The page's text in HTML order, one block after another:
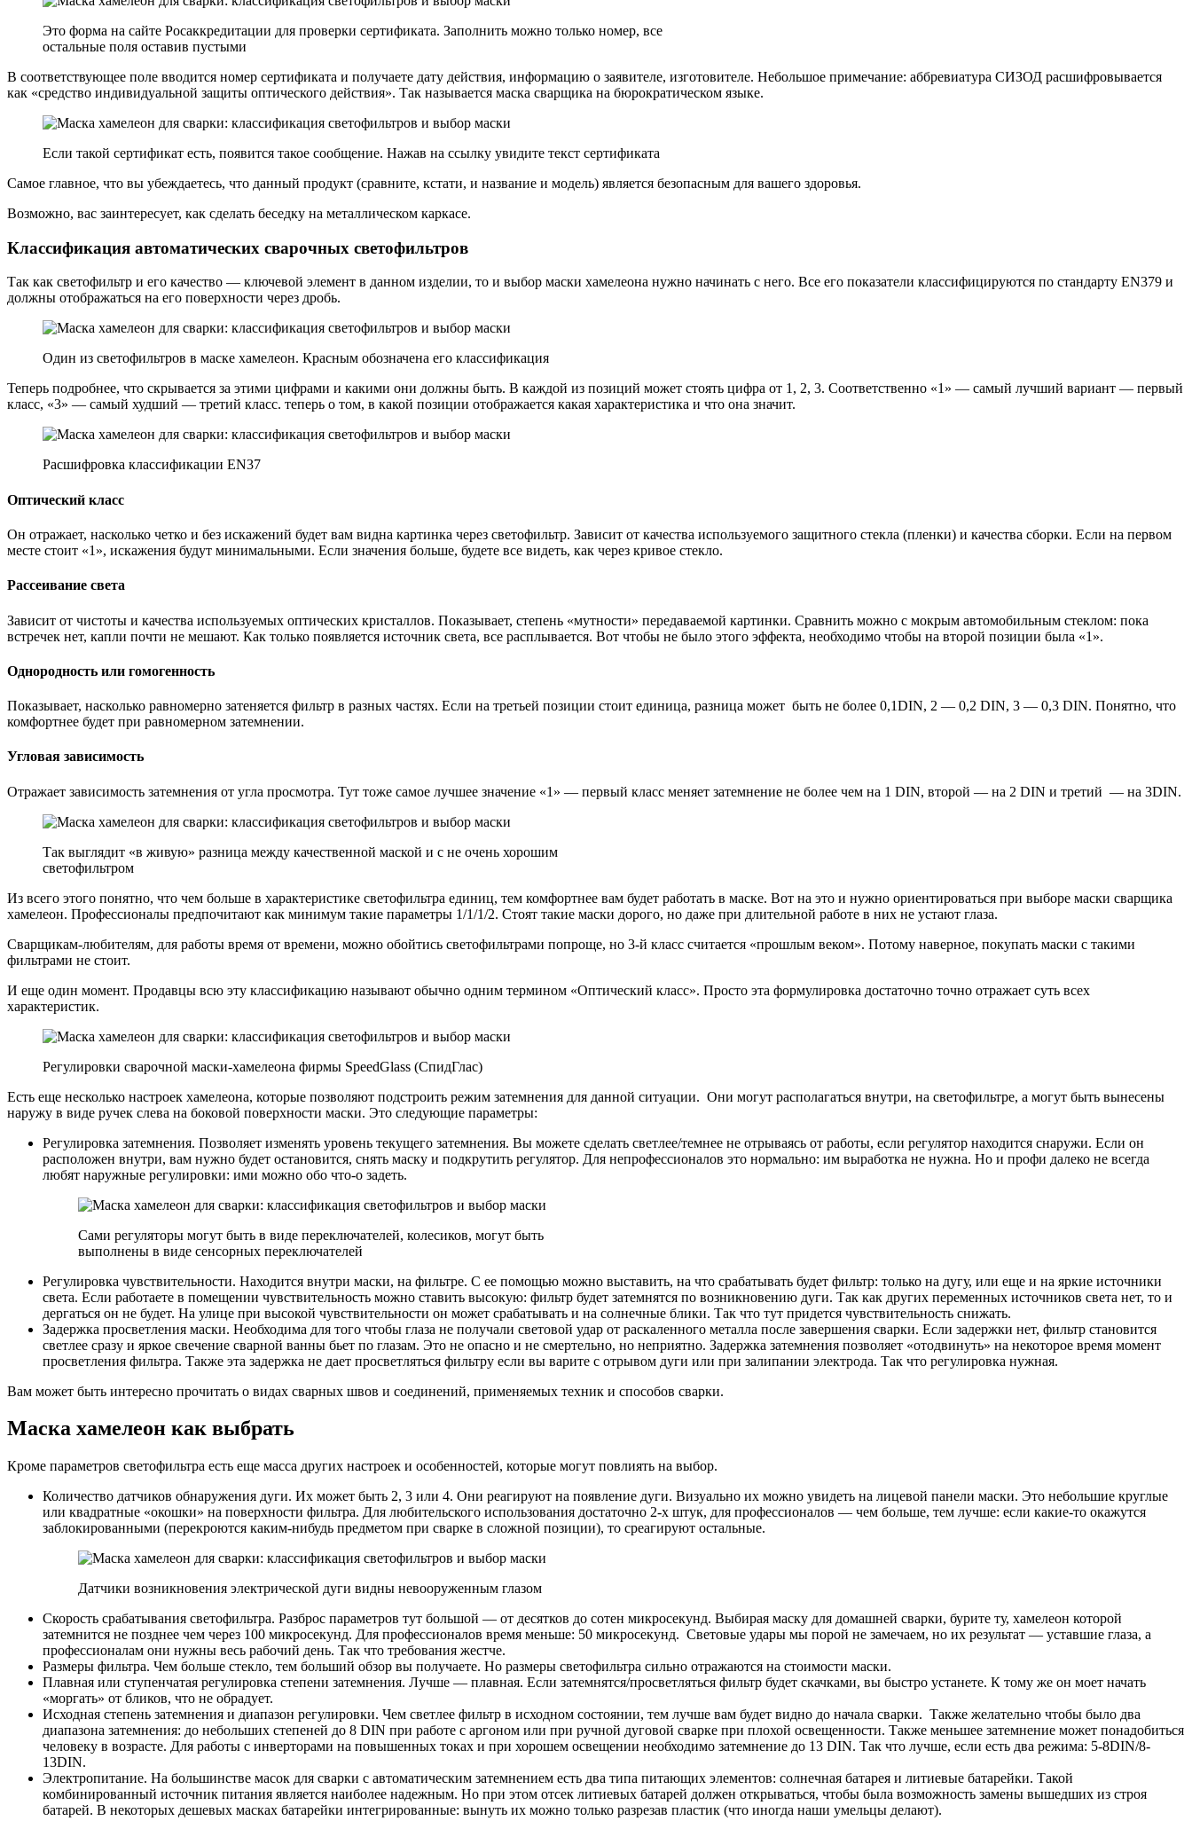
Это форма на сайте Росаккредитации для проверки сертификата. Заполнить можно только номер, все
остальные поля оставив пустыми
В соответствующее поле вводится номер сертификата и получаете дату действия, информацию о заявителе, изготовителе. Небольшое примечание: аббревиатура СИЗОД расшифровывается
как «средство индивидуальной защиты оптического действия». Так называется маска сварщика на бюрократическом языке.
Если такой сертификат есть, появится такое сообщение. Нажав на ссылку увидите текст сертификата
Самое главное, что вы убеждаетесь, что данный продукт (сравните, кстати, и название и модель) является безопасным для вашего здоровья.
Возможно, вас заинтересует, как сделать беседку на металлическом каркасе.
Классификация автоматических сварочных светофильтров
Так как светофильтр и его качество — ключевой элемент в данном изделии, то и выбор маски хамелеона нужно начинать с него. Все его показатели классифицируются по стандарту EN379 и
должны отображаться на его поверхности через дробь.
Один из светофильтров в маске хамелеон. Красным обозначена его классификация
Теперь подробнее, что скрывается за этими цифрами и какими они должны быть. В каждой из позиций может стоять цифра от 1, 2, 3. Соответственно «1» — самый лучший вариант — первый
класс, «3» — самый худший — третий класс. теперь о том, в какой позиции отображается какая характеристика и что она значит.
Расшифровка классификации EN37
Оптический класс
Он отражает, насколько четко и без искажений будет вам видна картинка через светофильтр. Зависит от качества используемого защитного стекла (пленки) и качества сборки. Если на первом
месте стоит «1», искажения будут минимальными. Если значения больше, будете все видеть, как через кривое стекло.
Рассеивание света
Зависит от чистоты и качества используемых оптических кристаллов. Показывает, степень «мутности» передаваемой картинки. Сравнить можно с мокрым автомобильным стеклом: пока
встречек нет, капли почти не мешают. Как только появляется источник света, все расплывается. Вот чтобы не было этого эффекта, необходимо чтобы на второй позиции была «1».
Однородность или гомогенность
Показывает, насколько равномерно затеняется фильтр в разных частях. Если на третьей позиции стоит единица, разница может быть не более 0,1DIN, 2 — 0,2 DIN, 3 — 0,3 DIN. Понятно, что
комфортнее будет при равномерном затемнении.
Угловая зависимость
Отражает зависимость затемнения от угла просмотра. Тут тоже самое лучшее значение «1» — первый класс меняет затемнение не более чем на 1 DIN, второй — на 2 DIN и третий — на 3DIN.
Так выглядит «в живую» разница между качественной маской и с не очень хорошим
светофильтром
Из всего этого понятно, что чем больше в характеристике светофильтра единиц, тем комфортнее вам будет работать в маске. Вот на это и нужно ориентироваться при выборе маски сварщика
хамелеон. Профессионалы предпочитают как минимум такие параметры 1/1/1/2. Стоят такие маски дорого, но даже при длительной работе в них не устают глаза.
Сварщикам-любителям, для работы время от времени, можно обойтись светофильтрами попроще, но 3-й класс считается «прошлым веком». Потому наверное, покупать маски с такими
фильтрами не стоит.
И еще один момент. Продавцы всю эту классификацию называют обычно одним термином «Оптический класс». Просто эта формулировка достаточно точно отражает суть всех
характеристик.
Регулировки сварочной маски-хамелеона фирмы SpeedGlass (СпидГлас)
Есть еще несколько настроек хамелеона, которые позволяют подстроить режим затемнения для данной ситуации. Они могут располагаться внутри, на светофильтре, а могут быть вынесены
наружу в виде ручек слева на боковой поверхности маски. Это следующие параметры:
Регулировка затемнения. Позволяет изменять уровень текущего затемнения. Вы можете сделать светлее/темнее не отрываясь от работы, если регулятор находится снаружи. Если он
расположен внутри, вам нужно будет остановится, снять маску и подкрутить регулятор. Для непрофессионалов это нормально: им выработка не нужна. Но и профи далеко не всегда
любят наружные регулировки: ими можно обо что-о задеть.
Сами регуляторы могут быть в виде переключателей, колесиков, могут быть
выполнены в виде сенсорных переключателей
Регулировка чувствительности. Находится внутри маски, на фильтре. С ее помощью можно выставить, на что срабатывать будет фильтр: только на дугу, или еще и на яркие источники
света. Если работаете в помещении чувствительность можно ставить высокую: фильтр будет затемнятся по возникновению дуги. Так как других переменных источников света нет, то и
дергаться он не будет. На улице при высокой чувствительности он может срабатывать и на солнечные блики. Так что тут придется чувствительность снижать.
Задержка просветления маски. Необходима для того чтобы глаза не получали световой удар от раскаленного металла после завершения сварки. Если задержки нет, фильтр становится
светлее сразу и яркое свечение сварной ванны бьет по глазам. Это не опасно и не смертельно, но неприятно. Задержка затемнения позволяет «отодвинуть» на некоторое время момент
просветления фильтра. Также эта задержка не дает просветляться фильтру если вы варите с отрывом дуги или при залипании электрода. Так что регулировка нужная.
Вам может быть интересно прочитать о видах сварных швов и соединений, применяемых техник и способов сварки.
Маска хамелеон как выбрать
Кроме параметров светофильтра есть еще масса других настроек и особенностей, которые могут повлиять на выбор.
Количество датчиков обнаружения дуги. Их может быть 2, 3 или 4. Они реагируют на появление дуги. Визуально их можно увидеть на лицевой панели маски. Это небольшие круглые
или квадратные «окошки» на поверхности фильтра. Для любительского использования достаточно 2-х штук, для профессионалов — чем больше, тем лучше: если какие-то окажутся
заблокированными (перекроются каким-нибудь предметом при сварке в сложной позиции), то среагируют остальные.
Датчики возникновения электрической дуги видны невооруженным глазом
Скорость срабатывания светофильтра. Разброс параметров тут большой — от десятков до сотен микросекунд. Выбирая маску для домашней сварки, бурите ту, хамелеон которой
затемнится не позднее чем через 100 микросекунд. Для профессионалов время меньше: 50 микросекунд. Световые удары мы порой не замечаем, но их результат — уставшие глаза, а
профессионалам они нужны весь рабочий день. Так что требования жестче.
Размеры фильтра. Чем больше стекло, тем больший обзор вы получаете. Но размеры светофильтра сильно отражаются на стоимости маски.
Плавная или ступенчатая регулировка степени затемнения. Лучше — плавная. Если затемнятся/просветляться фильтр будет скачками, вы быстро устанете. К тому же он моет начать
«моргать» от бликов, что не обрадует.
Исходная степень затемнения и диапазон регулировки. Чем светлее фильтр в исходном состоянии, тем лучше вам будет видно до начала сварки. Также желательно чтобы было два
диапазона затемнения: до небольших степеней до 8 DIN при работе с аргоном или при ручной дуговой сварке при плохой освещенности. Также меньшее затемнение может понадобиться
человеку в возрасте. Для работы с инверторами на повышенных токах и при хорошем освещении необходимо затемнение до 13 DIN. Так что лучше, если есть два режима: 5-8DIN/8-
13DIN.
Электропитание. На большинстве масок для сварки с автоматическим затемнением есть два типа питающих элементов: солнечная батарея и литиевые батарейки. Такой
комбинированный источник питания является наиболее надежным. Но при этом отсек литиевых батарей должен открываться, чтобы была возможность замены вышедших из строя
батарей. В некоторых дешевых масках батарейки интегрированные: вынуть их можно только разрезав пластик (что иногда наши умельцы делают).